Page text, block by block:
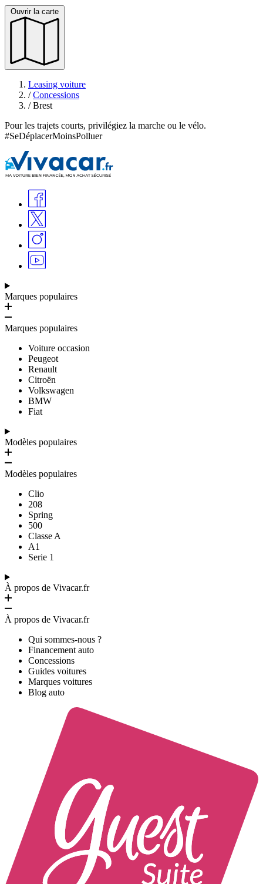
Ouvrir la carte
Leasing voiture
/ Concessions
/ Brest
Pour les trajets courts, privilégiez la marche ou le vélo.
#SeDéplacerMoinsPolluer
Marques populaires
Marques populaires
Voiture occasion
Peugeot
Renault
Citroën
Volkswagen
BMW
Fiat
Modèles populaires
Modèles populaires
Clio
208
Spring
500
Classe A
A1
Serie 1
À propos de Vivacar.fr
À propos de Vivacar.fr
Qui sommes-nous ?
Financement auto
Concessions
Guides voitures
Marques voitures
Blog auto